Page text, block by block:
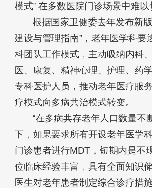
模式” 在多数医院门诊场景中难以
根据国家卫健委去年发布新
建设与管理指南”，老年医学科要
科团队工作模式，主动吸纳内科
医、康复、精神心理、护理、药
专科医护人员，推动老年医疗服
疗模式向多病共治模式转变。
“在多病共存老年人口数量不
下，如果要求所有开设老年医学
门诊患者进行MDT，短期内是不
位临床经验丰富，具有全面知识
医生对老年患者制定综合诊疗措